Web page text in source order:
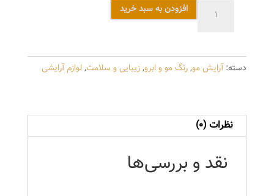
سری
ماهاگونی
حجم
120
میلی
لیتر
افزودن به سبد خرید
دسته:آرایش مو,رنگ مو و ابرو,زیبایی و سلامت,لوازم آرایشی
نظرات (0)
نقد و بررسی‌ها